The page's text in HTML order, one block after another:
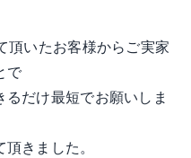
頂いたお客様からご実家
で
だけ最短でお願いしま
きました。